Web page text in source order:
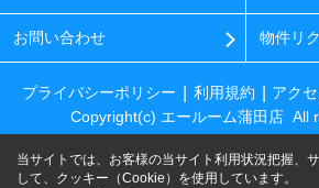
お問い合わせ 物件リ
プライバシーポリシー 利用規約 アク
Copyright(c) エールーム蒲田店 All
当サイトでは、お客様の当サイト利用状況把握、
して、クッキー（Cookie）を使用しています。